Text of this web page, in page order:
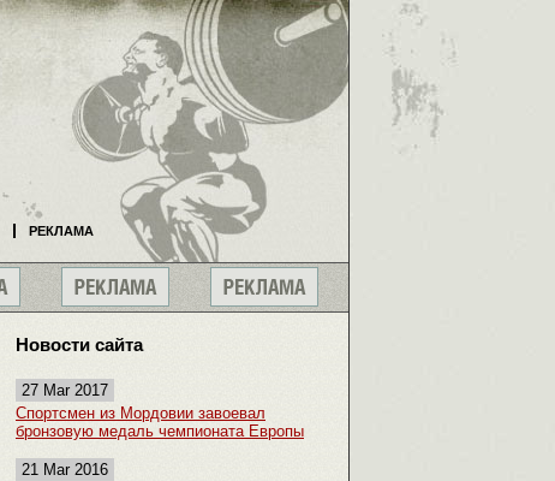
Новости сайта
27 Mar 2017
Спортсмен из Мордовии завоевал
бронзовую медаль чемпионата Европы
21 Mar 2016
РЕКЛАМА